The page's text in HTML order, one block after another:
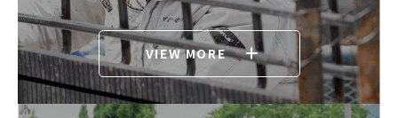
VIEW MORE